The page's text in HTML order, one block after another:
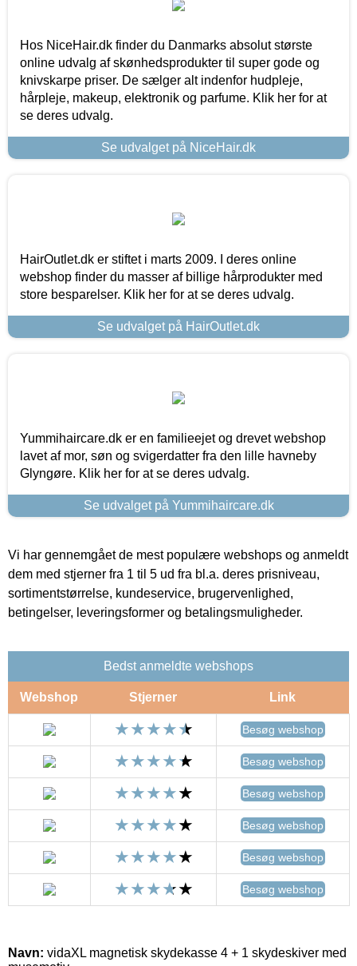
Hos NiceHair.dk finder du Danmarks absolut største
online udvalg af skønhedsprodukter til super gode og
knivskarpe priser. De sælger alt indenfor hudpleje,
hårpleje, makeup, elektronik og parfume. Klik her for at
se deres udvalg.
Se udvalget på NiceHair.dk
HairOutlet.dk er stiftet i marts 2009. I deres online
webshop finder du masser af billige hårprodukter med
store besparelser. Klik her for at se deres udvalg.
Se udvalget på HairOutlet.dk
Yummihaircare.dk er en familieejet og drevet webshop
lavet af mor, søn og svigerdatter fra den lille havneby
Glyngøre. Klik her for at se deres udvalg.
Se udvalget på Yummihaircare.dk
Vi har gennemgået de mest populære webshops og anmeldt
dem med stjerner fra 1 til 5 ud fra bl.a. deres prisniveau,
sortimentstørrelse, kundeservice, brugervenlighed,
betingelser, leveringsformer og betalingsmuligheder.
Bedst anmeldte webshops
Webshop Stjerner Link
Besøg webshop
Besøg webshop
Besøg webshop
Besøg webshop
Besøg webshop
Besøg webshop
Navn: vidaXL magnetisk skydekasse 4 + 1 skydeskiver med